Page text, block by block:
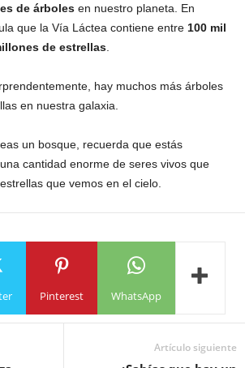
de árboles en nuestro planeta. En
que la Vía Láctea contiene entre 100 mil
de estrellas
hay muchos más árboles
en nuestra galaxia.
un bosque, recuerda que estás
cantidad enorme de seres vivos que
que vemos en el cielo.
Pinterest WhatsApp
Artículo siguiente